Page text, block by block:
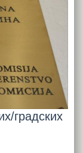
градских